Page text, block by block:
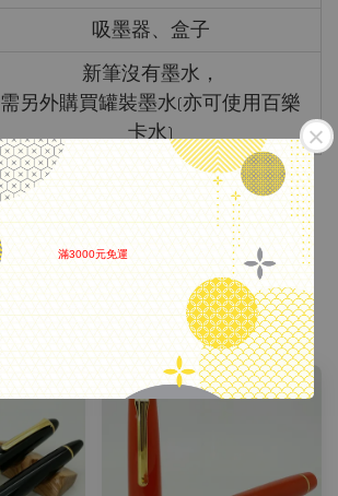
滿3000元免運
吸墨器、盒子
新筆沒有墨水，
需另外購買罐裝墨水(亦可使用百樂
卡水)